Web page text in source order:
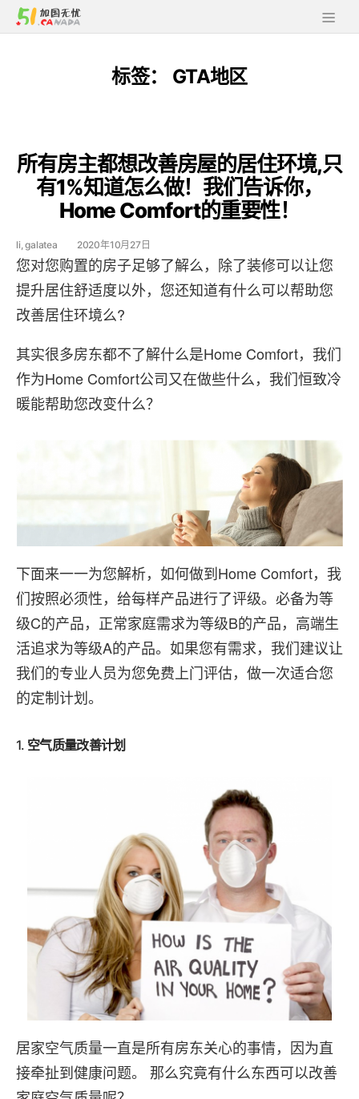
标签： GTA地区
所有房主都想改善房屋的居住环境,只
有1%知道怎么做！我们告诉你，
Home Comfort的重要性！
li, galatea 2020年10月27日
您对您购置的房子足够了解么，除了装修可以让您
提升居住舒适度以外，您还知道有什么可以帮助您
改善居住环境么?
其实很多房东都不了解什么是Home Comfort，我们
作为Home Comfort公司又在做些什么，我们恒致冷
暖能帮助您改变什么？
下面来一一为您解析，如何做到Home Comfort，我
们按照必须性，给每样产品进行了评级。必备为等
级C的产品，正常家庭需求为等级B的产品，高端生
活追求为等级A的产品。如果您有需求，我们建议让
我们的专业人员为您免费上门评估，做一次适合您
的定制计划。
1. 空气质量改善计划
居家空气质量一直是所有房东关心的事情，因为直
接牵扯到健康问题。 那么究竟有什么东西可以改善